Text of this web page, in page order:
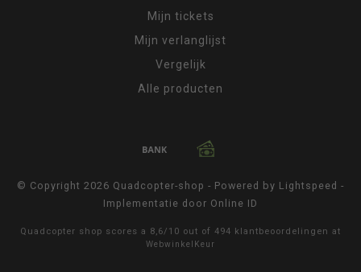
Mijn tickets
Mijn verlanglijst
Vergelijk
Alle producten
© Copyright 2026 Quadcopter-shop - Powered by Lightspeed -
Implementatie door Online ID
Quadcopter shop scores a 8,6/ 10 out of 494 klantbeoordelingen at
WebwinkelKeur